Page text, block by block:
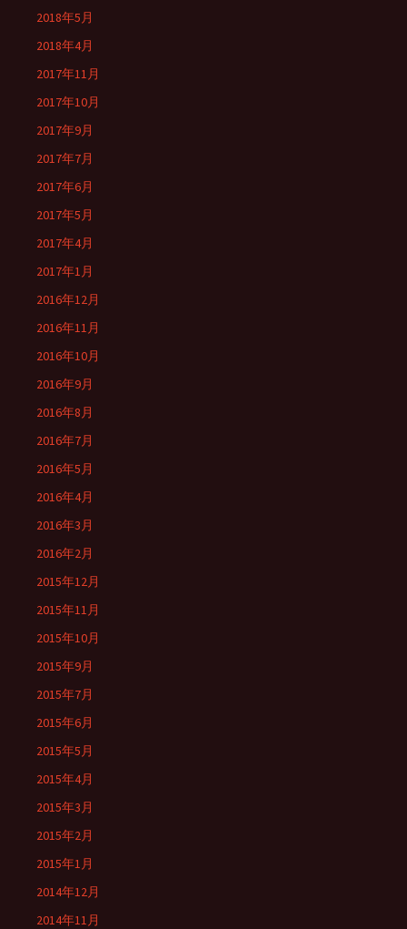
2018年5月
2018年4月
2017年11月
2017年10月
2017年9月
2017年7月
2017年6月
2017年5月
2017年4月
2017年1月
2016年12月
2016年11月
2016年10月
2016年9月
2016年8月
2016年7月
2016年5月
2016年4月
2016年3月
2016年2月
2015年12月
2015年11月
2015年10月
2015年9月
2015年7月
2015年6月
2015年5月
2015年4月
2015年3月
2015年2月
2015年1月
2014年12月
2014年11月